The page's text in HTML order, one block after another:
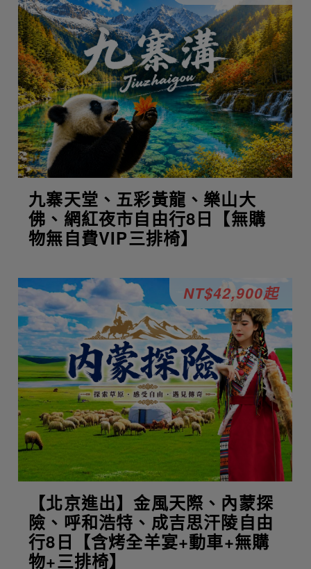
九寨天堂、五彩黃龍、樂山大
佛、網紅夜市自由行8日【無購
物無自費VIP三排椅】
【北京進出】金風天際、內蒙探
險、呼和浩特、成吉思汗陵自由
行8日【含烤全羊宴+動車+無購
物+三排椅】
NT$42,900起